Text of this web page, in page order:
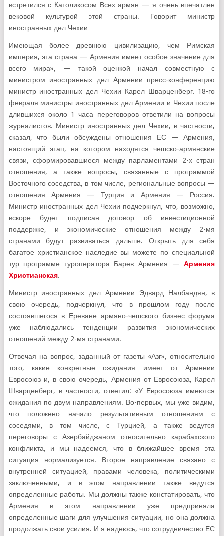
встретился с Католикосом Всех армян — я очень впечатлен
вековой культурой этой страны. Говорит министр
иностранных дел Чехии
Имеющая более древнюю цивилизацию, чем Римская
империя, эта страна — Армения имеет особое значение для
всего мира», — такой оценкой начал совместную с
министром иностранных дел Армении пресс-конференцию
министр иностранных дел Чехии Карел Шварценберг. 18-го
февраля министры иностранных дел Армении и Чехии после
длившихся около 1 часа переговоров ответили на вопросы
журналистов. Министр иностранных дел Чехии, в частности,
сказал, что были обсуждены отношения ЕС — Армения,
настоящий этап, на котором находятся чешско-армянские
связи, сформировавшиеся между парламентами 2-х стран
отношения, а также вопросы, связанные с программой
Восточного соседства, в том числе, региональные вопросы —
отношения Армения — Турция и Армения — Россия.
Министр иностранных дел Чехии подчеркнул, что, возможно,
вскоре будет подписан договор об инвестиционной
поддержке, и экономические отношения между 2-мя
странами будут развиваться дальше. Открыть для себя
багатое христианское наследие вы можете по специальной
тур программе туроператора Барев Армения —Армения
Христианская.
Министр иностранных дел Армении Эдвард Налбандян, в
свою очередь, подчеркнул, что в прошлом году после
состоявшегося в Ереване армяно-чешского бизнес форума
уже наблюдались тенденции развития экономических
отношений между 2-мя странами.
Отвечая на вопрос, заданный от газеты «Азг», относительно
того, какие конкретные ожидания имеет от Армении
Евросоюз и, в свою очередь, Армения от Евросоюза, Карел
Шварценберг, в частности, ответил: «У Евросоюза имеются
ожидания по двум направлениям. Во-первых, мы уже видим,
что положено начало результативным отношениям с
соседями, в том числе, с Турцией, а также ведутся
переговоры с Азербайджаном относительно карабахского
конфликта, и мы надеемся, что в ближайшее время эта
ситуация нормализуется. Второе направление связано с
внутренней ситуацией, правами человека, политическими
заключенными, и в этом направлении также ведутся
определенные работы. Мы должны также констатировать, что
Армения в этом направлении уже предприняла
определенные шаги для улучшения ситуации, но она должна
продолжать свои усилия. И я надеюсь, что сотрудничество ЕС